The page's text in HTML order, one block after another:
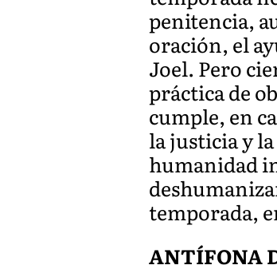
penitencia,
oración, el
Joel. Pero
práctica de
cumple, en
la justicia y
humanidad
temporada,
ANTÍFONA